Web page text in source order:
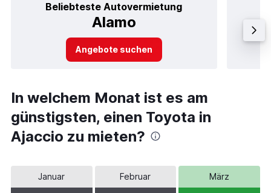
Beliebteste Autovermietung
Alamo
Angebote suchen
In welchem Monat ist es am
günstigsten, einen Toyota in
Ajaccio zu mieten?
Januar Februar März